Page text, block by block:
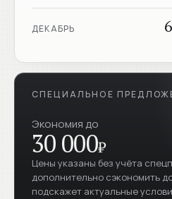
ДЕКАБРЬ
СПЕЦИАЛЬНОЕ
Экономия до
30 000₽
Цены указаны без учёта
дополнительно сэкономить
подскажет актуальные